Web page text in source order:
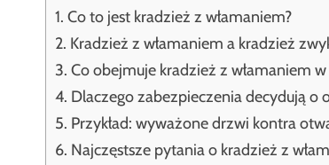
Co to jest kradzież z włamaniem?
Kradzież z włamaniem a kradzież
Co obejmuje kradzież z włamaniem
Dlaczego zabezpieczenia decydują o
Przykład: wyważone drzwi kontra
Najczęstsze pytania o kradzież z